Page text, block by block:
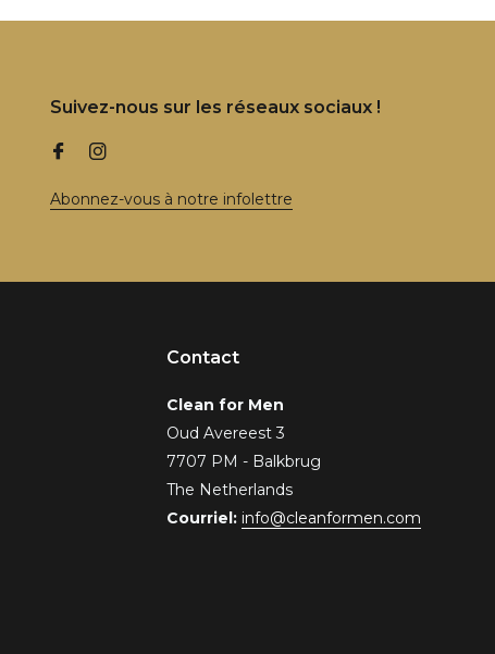
Suivez-nous sur les réseaux sociaux !
Abonnez-vous à notre infolettre
Contact
Clean for Men
Oud Avereest 3
7707 PM - Balkbrug
The Netherlands
Courriel: info@cleanformen.com